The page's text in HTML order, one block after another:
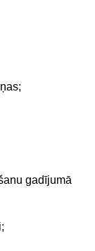
gadījumā